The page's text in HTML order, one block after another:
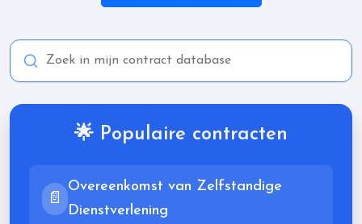
🌟 Populaire contracten
📄
Overeenkomst van Zelfstandige
Dienstverlening